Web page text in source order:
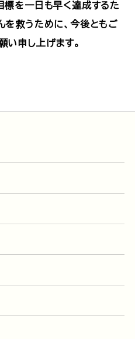
標を一日も早く達成するた
を救うために、今後ともご
い申し上げます。